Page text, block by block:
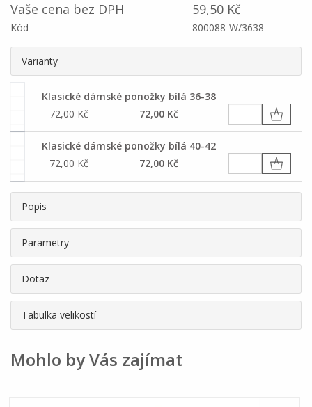
Vaše cena bez DPH 59,50 Kč
Kód 800088-W/3638
Varianty
Klasické dámské ponožky bílá 36-38
72,00 Kč
72,00 Kč
Klasické dámské ponožky bílá 40-42
72,00 Kč
72,00 Kč
Popis
Parametry
Dotaz
Tabulka velikostí
Mohlo by Vás zajímat